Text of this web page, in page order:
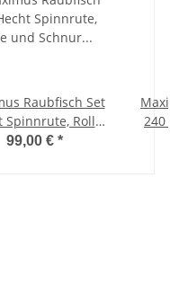
Raubfisch Set
Spinnrute, Rolle
Set Combo
99,00 € *
240